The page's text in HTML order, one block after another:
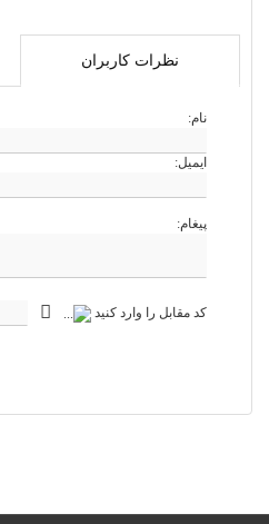
نظرات کاربران
نام:
ایمیل:
پیغام:
کد مقابل را وارد کنید